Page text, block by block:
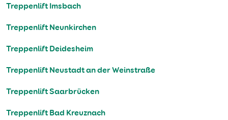
Treppenlift Imsbach
Treppenlift Neunkirchen
Treppenlift Deidesheim
Treppenlift Neustadt an der Weinstraße
Treppenlift Saarbrücken
Treppenlift Bad Kreuznach